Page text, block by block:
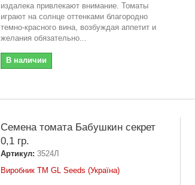
издалека привлекают внимание. Томаты
играют на солнце оттенками благородно
темно-красного вина, возбуждая аппетит и
желания обязательно...
В наличии
Семена томата Бабушкин секрет
0,1 гр.
Артикул: 3524Л
Виробник ТМ GL Seeds (Україна)